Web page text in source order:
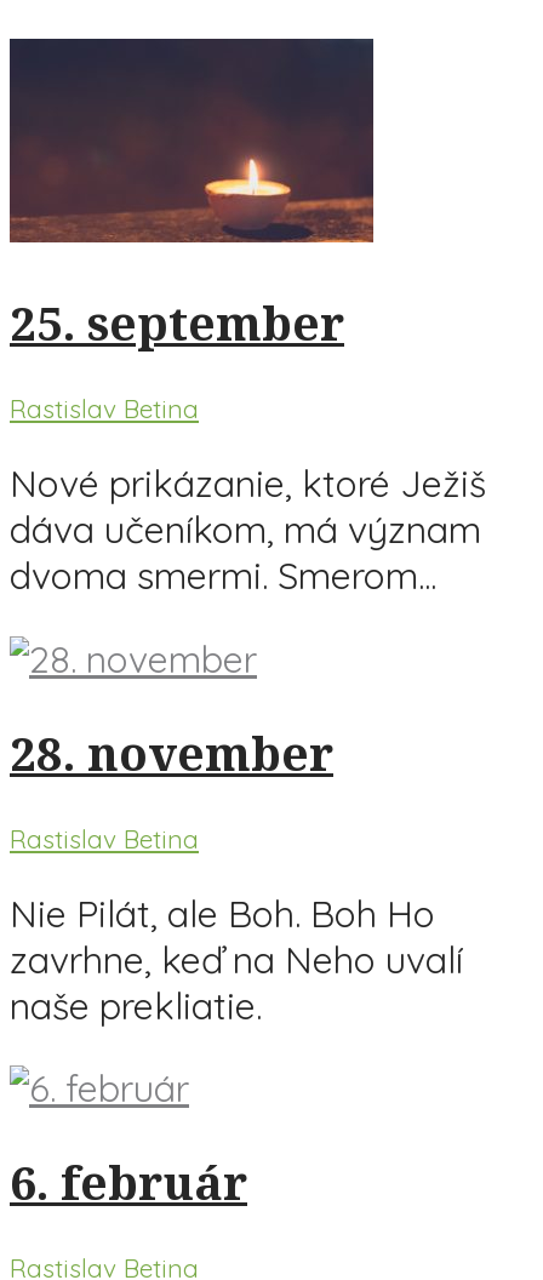
25. september
Rastislav Betina
Nové prikázanie, ktoré Ježiš
dáva učeníkom, má význam
dvoma smermi. Smerom...
28. november
Rastislav Betina
Nie Pilát, ale Boh. Boh Ho
zavrhne, keď na Neho uvalí
naše prekliatie.
6. február
Rastislav Betina